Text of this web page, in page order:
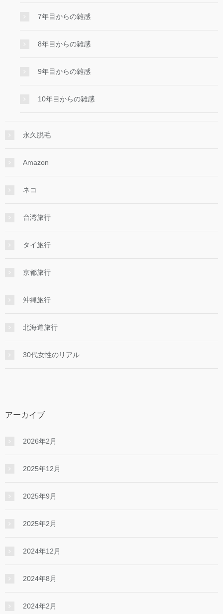
7年目からの雑感
8年目からの雑感
9年目からの雑感
10年目からの雑感
永久脱毛
Amazon
ネコ
台湾旅行
タイ旅行
京都旅行
沖縄旅行
北海道旅行
30代女性のリアル
アーカイブ
2026年2月
2025年12月
2025年9月
2025年2月
2024年12月
2024年8月
2024年2月